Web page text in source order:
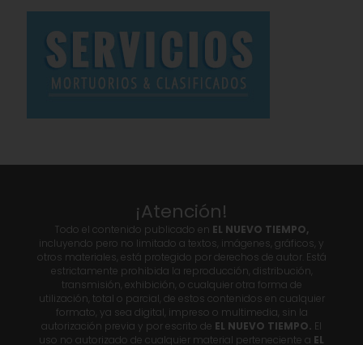
¡Atención!
Todo el contenido publicado en EL NUEVO TIEMPO,
incluyendo pero no limitado a textos, imágenes, gráficos, y
otros materiales, está protegido por derechos de autor. Está
estrictamente prohibida la reproducción, distribución,
transmisión, exhibición, o cualquier otra forma de
utilización, total o parcial, de estos contenidos en cualquier
formato, ya sea digital, impreso o multimedia, sin la
autorización previa y por escrito de EL NUEVO TIEMPO. El
uso no autorizado de cualquier material perteneciente a EL